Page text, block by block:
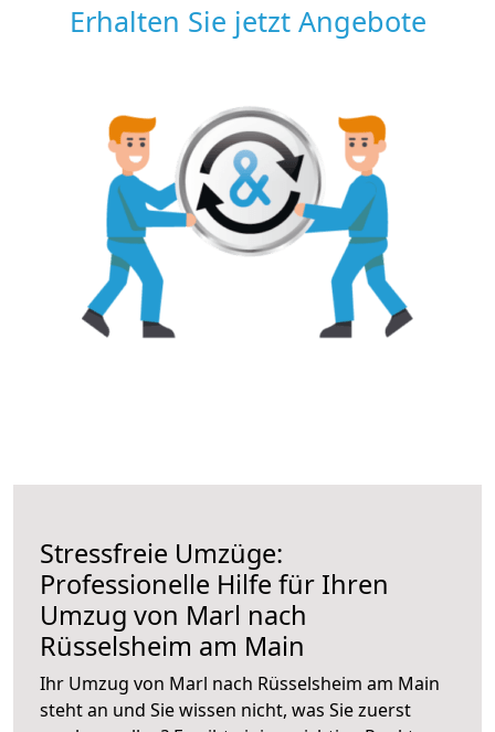
Erhalten Sie jetzt Angebote
Stressfreie Umzüge:
Professionelle Hilfe für Ihren
Umzug von Marl nach
Rüsselsheim am Main
Ihr Umzug von Marl nach Rüsselsheim am Main
steht an und Sie wissen nicht, was Sie zuerst